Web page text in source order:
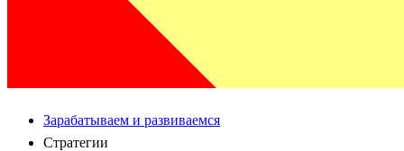
Зарабатываем и развиваемся
Стратегии